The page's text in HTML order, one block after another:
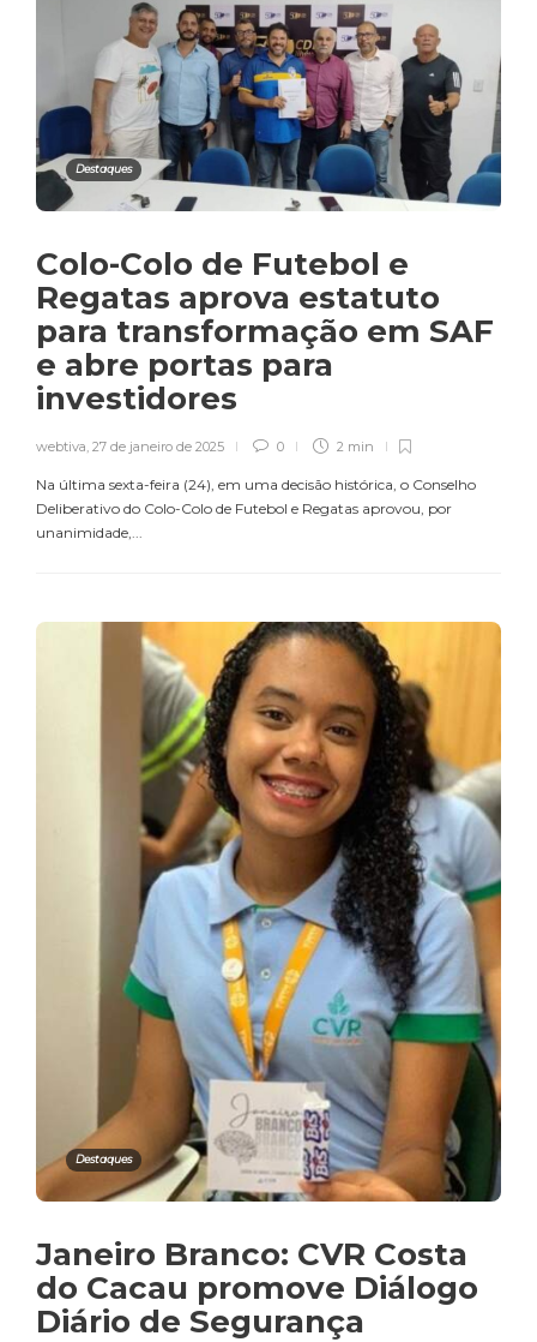
Destaques
Colo-Colo de Futebol e
Regatas aprova estatuto
para transformação em SAF
e abre portas para
investidores
webtiva, 27 de janeiro de 2025 0 2 min
Na última sexta-feira (24), em uma decisão histórica, o Conselho
Deliberativo do Colo-Colo de Futebol e Regatas aprovou, por
unanimidade,...
Destaques
Janeiro Branco: CVR Costa
do Cacau promove Diálogo
Diário de Segurança